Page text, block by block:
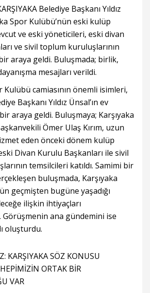
Belediye Başkanı Yıldız
Spor Kulübü’nün eski kulüp
ve eski yöneticileri, eski divan
ve sivil toplum kuruluşlarının
araya geldi. Buluşmada; birlik,
mesajları verildi.
Kulübü camiasının önemli isimleri,
Başkanı Yıldız Ünsal’ın ev
araya geldi. Buluşmaya; Karşıyaka
Ömer Ulaş Kırım, uzun
eden önceki dönem kulüp
Divan Kurulu Başkanları ile sivil
temsilcileri katıldı. Samimi bir
buluşmada, Karşıyaka
geçmişten bugüne yaşadığı
ilişkin ihtiyaçları
ana gündemini ise
oluşturdu.
KARŞIYAKA SÖZ KONUSU
ORTAK BİR
VAR